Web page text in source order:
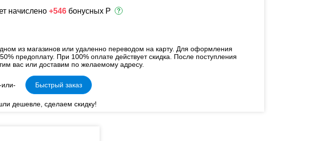
начислено +546 бонусных Р
из магазинов или удаленно переводом на карту. Для оформления
предоплату. При 100% оплате действует скидка. После поступления
вас или доставим по желаемому адресу.
или- Быстрый заказ
дешевле, сделаем скидку!